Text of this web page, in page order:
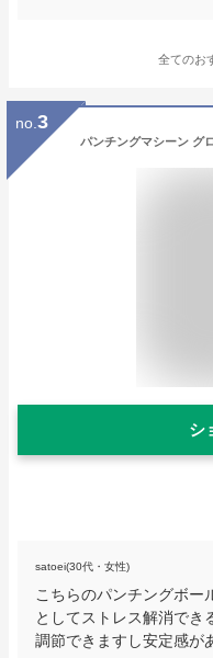
全てのお
no. 3
シ
satoei(30代・女性)
こちらのパンチングボー
としてストレス解消でき
調節できますし安定感が